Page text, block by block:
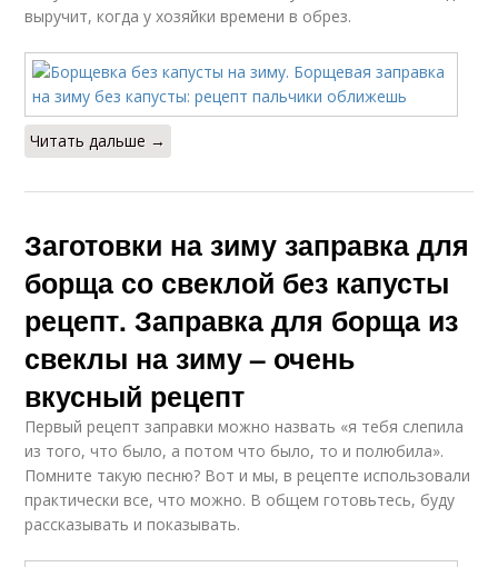
выручит, когда у хозяйки времени в обрез.
Читать дальше →
Заготовки на зиму заправка для
борща со свеклой без капусты
рецепт. Заправка для борща из
свеклы на зиму – очень
вкусный рецепт
Первый рецепт заправки можно назвать «я тебя слепила
из того, что было, а потом что было, то и полюбила».
Помните такую песню? Вот и мы, в рецепте использовали
практически все, что можно. В общем готовьтесь, буду
рассказывать и показывать.